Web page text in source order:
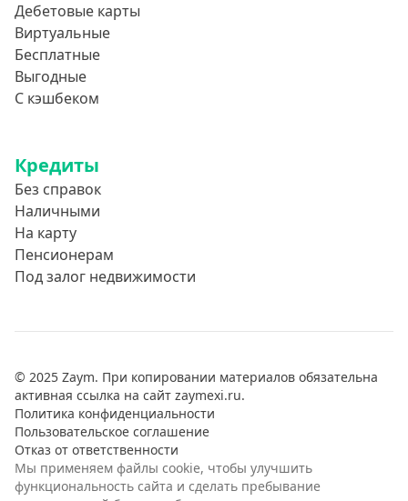
Дебетовые карты
Виртуальные
Бесплатные
Выгодные
С кэшбеком
Кредиты
Без справок
Наличными
На карту
Пенсионерам
Под залог недвижимости
© 2025 Zaym. При копировании материалов обязательна
активная ссылка на сайт zaymexi.ru.
Политика конфиденциальности
Пользовательское соглашение
Отказ от ответственности
Мы применяем файлы cookie, чтобы улучшить
функциональность сайта и сделать пребывание